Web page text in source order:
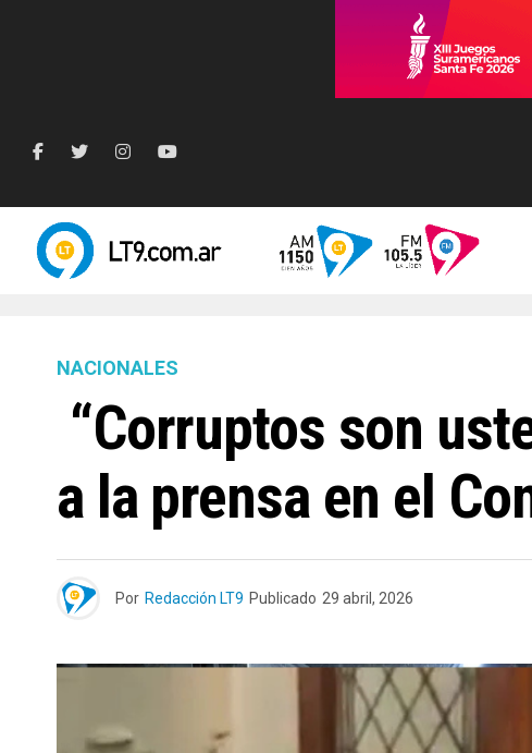
NACIONALES
“Corruptos son
a la prensa en el
Por Redacción LT9 Publicado 29 abril, 2026